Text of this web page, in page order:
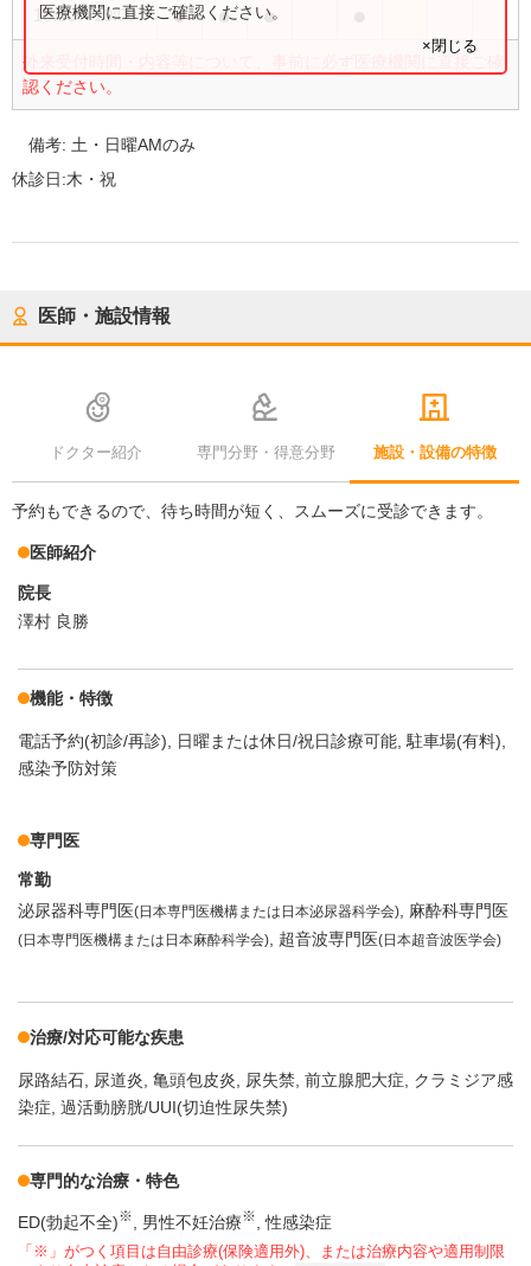
15:00〜19:00 ● ● ●
外来受付時間・内容等について、事前に必ず医療機関に直接ご確
認ください。
医療機関に直接ご確認ください。
×閉じる
備考: 土・日曜AMのみ
休診日:木・祝
医師・施設情報
ドクター紹介 専門分野・得意分野 施設・設備の特徴
予約もできるので、待ち時間が短く、スムーズに受診できます。
医師紹介
院長
澤村 良勝
機能・特徴
電話予約(初診/再診) 日曜または休日/祝日診療可能 駐車場(有料)
感染予防対策
専門医
常勤
泌尿器科専門医(日本専門医機構または日本泌尿器科学会) 麻酔科専門医
(日本専門医機構または日本麻酔科学会) 超音波専門医(日本超音波医学会)
治療/対応可能な疾患
尿路結石 尿道炎 亀頭包皮炎 尿失禁 前立腺肥大症
クラミジア感
染症 過活動膀胱/UUI(切迫性尿失禁)
専門的な治療・特色
ED(勃起不全)※ 男性不妊治療※ 性感染症
「※」がつく項目は自由診療(保険適用外)、または治療内容や適用制限